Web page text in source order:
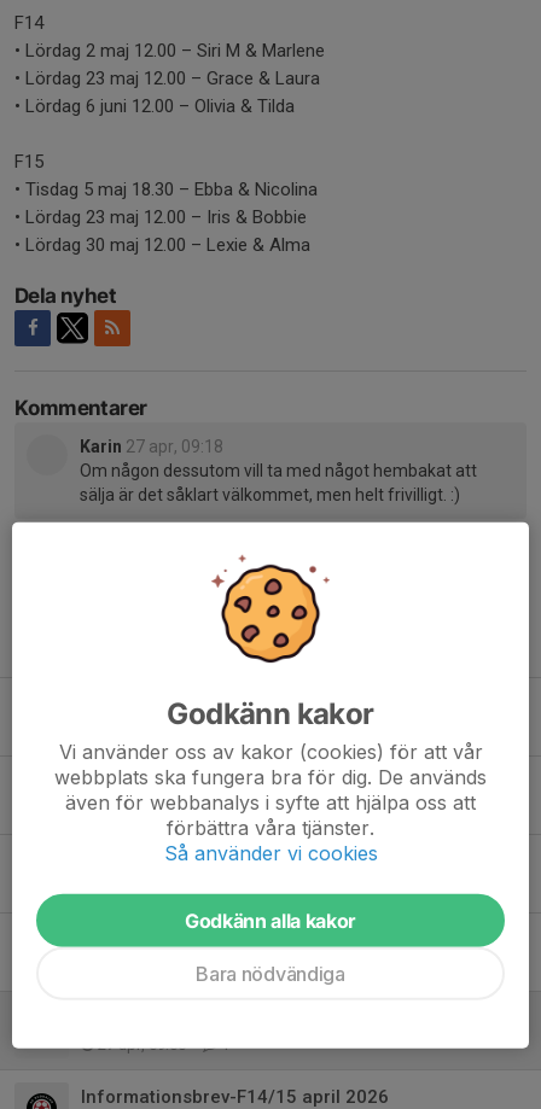
F14
• Lördag 2 maj 12.00 – Siri M & Marlene
• Lördag 23 maj 12.00 – Grace & Laura
• Lördag 6 juni 12.00 – Olivia & Tilda
F15
• Tisdag 5 maj 18.30 – Ebba & Nicolina
• Lördag 23 maj 12.00 – Iris & Bobbie
• Lördag 30 maj 12.00 – Lexie & Alma
Dela nyhet
Kommentarer
Karin 27 apr, 09:18
Om någon dessutom vill ta med något hembakat att
sälja är det såklart välkommet, men helt frivilligt. :)
Träningen startar efter sommaren
0
Ingen träning 16/6
16 jun, 13:44 0
Sverige- Italien 🇸🇪🇮🇹
27 apr, 09:00 1
Informationsbrev-F14/15 april 2026
Godkänn kakor
Vi använder oss av kakor (cookies) för att vår
webbplats ska fungera bra för dig. De används
även för webbanalys i syfte att hjälpa oss att
förbättra våra tjänster.
Så använder vi cookies
Godkänn alla kakor
Bara nödvändiga